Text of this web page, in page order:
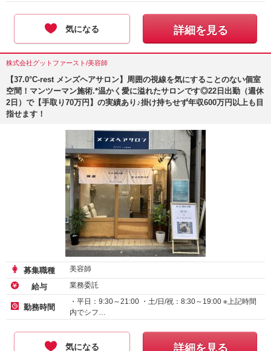
気になる 詳細を見る
株式会社グットファースト/美容師
【37.0°C-rest メンズヘアサロン】周囲の視線を気にすることのない個室
空間！マンツーマン施術.*温かく愛に溢れたサロンです◎22日出勤（週休
2日）で【手取り70万円】の実績あり♪掛け持ちせず年収600万円以上も目
指せます！
募集職種 美容師
給与 業務委託
勤務時間
・平日：9:30～21:00 ・土/日/祝：8:30～19:00 ※上記時間
内でシフ…
気になる 詳細を見る